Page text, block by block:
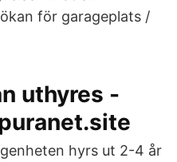
för garageplats /
uthyres -
hyrs ut 2-4 år